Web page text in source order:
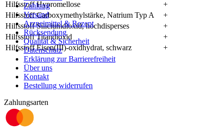
Hilfsstoff Hypromellose
+
Hilfsstoff Carboxymethylstärke, Natrium Typ A
+
Hilfsstoff Siliciumdioxid, hochdisperses
+
Hilfsstoff Titandioxid
+
Hilfsstoff Eisen(III)-oxidhydrat, schwarz
+
Zahlung
Versand
Arzneimittel & Rezept
Rücksendung
Qualität & Sicherheit
Datenschutz
Erklärung zur Barrierefreiheit
Über uns
Kontakt
Bestellung widerrufen
Zahlungsarten